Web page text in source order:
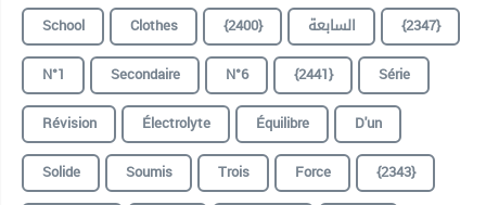
School
Clothes {2400} السابعة
{2347}
N°1
Secondaire N°6 {2441}
Série
Révision
Électrolyte Équilibre
D'un
Solide
Soumis Trois Force
{2343}